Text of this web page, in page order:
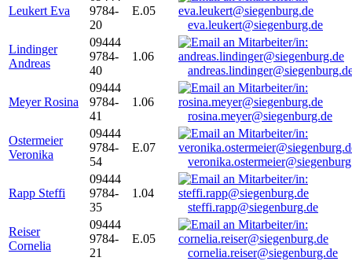
Leukert Eva
9784-
20
E.05
eva.leukert@siegenburg.de
Lindinger
Andreas
09444
9784-
40
1.06
Meyer Rosina
09444
9784-
41
1.06
rosina.meyer@siegenburg.de
Ostermeier
Veronika
09444
9784-
54
E.07
Rapp Steffi
09444
9784-
35
1.04
steffi.rapp@siegenburg.de
Reiser
Cornelia
09444
9784-
21
E.05
cornelia.reiser@siegenburg.de